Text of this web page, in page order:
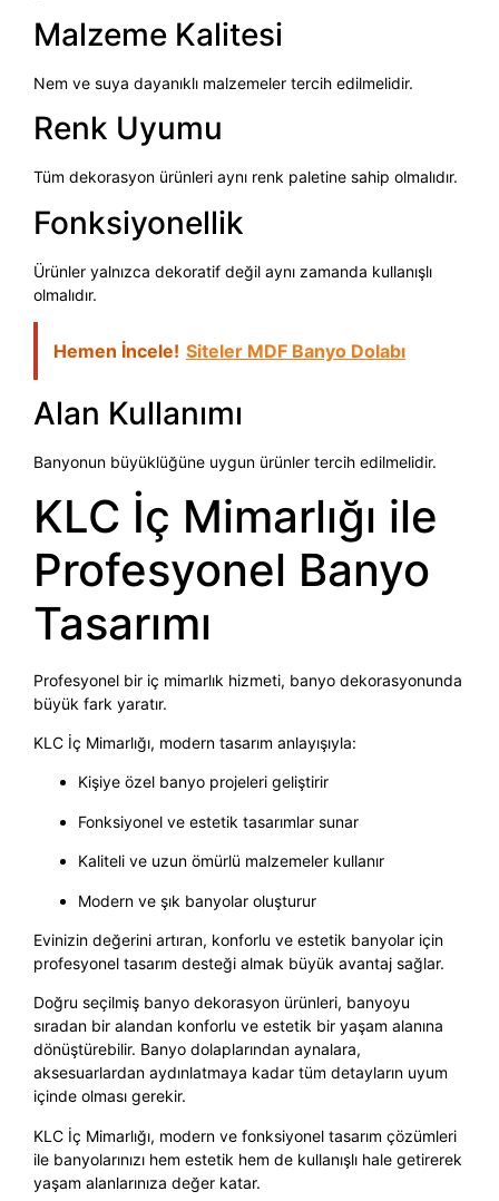
Malzeme Kalitesi
Nem ve suya dayanıklı malzemeler tercih edilmelidir.
Renk Uyumu
Tüm dekorasyon ürünleri aynı renk paletine sahip olmalıdır.
Fonksiyonellik
Ürünler yalnızca dekoratif değil aynı zamanda kullanışlı
olmalıdır.
Hemen İncele! Siteler MDF Banyo Dolabı
Alan Kullanımı
Banyonun büyüklüğüne uygun ürünler tercih edilmelidir.
KLC İç Mimarlığı ile
Profesyonel Banyo
Tasarımı
Profesyonel bir iç mimarlık hizmeti, banyo dekorasyonunda
büyük fark yaratır.
KLC İç Mimarlığı, modern tasarım anlayışıyla:
Kişiye özel banyo projeleri geliştirir
Fonksiyonel ve estetik tasarımlar sunar
Kaliteli ve uzun ömürlü malzemeler kullanır
Modern ve şık banyolar oluşturur
Evinizin değerini artıran, konforlu ve estetik banyolar için
profesyonel tasarım desteği almak büyük avantaj sağlar.
Doğru seçilmiş banyo dekorasyon ürünleri, banyoyu
sıradan bir alandan konforlu ve estetik bir yaşam alanına
dönüştürebilir. Banyo dolaplarından aynalara,
aksesuarlardan aydınlatmaya kadar tüm detayların uyum
içinde olması gerekir.
KLC İç Mimarlığı, modern ve fonksiyonel tasarım çözümleri
ile banyolarınızı hem estetik hem de kullanışlı hale getirerek
yaşam alanlarınıza değer katar.